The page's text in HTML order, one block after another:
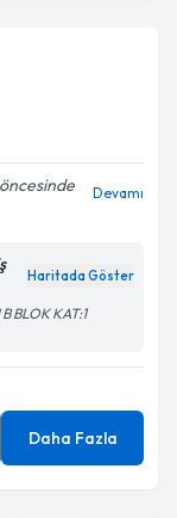
Devamı
Haritada Göster
BLOK KAT:1
Daha Fazla